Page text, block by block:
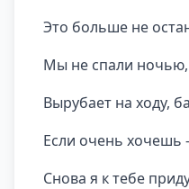
Это больше не
Мы не спали ночью,
Вырубает на ходу,
Если очень хочешь
Снова я к тебе